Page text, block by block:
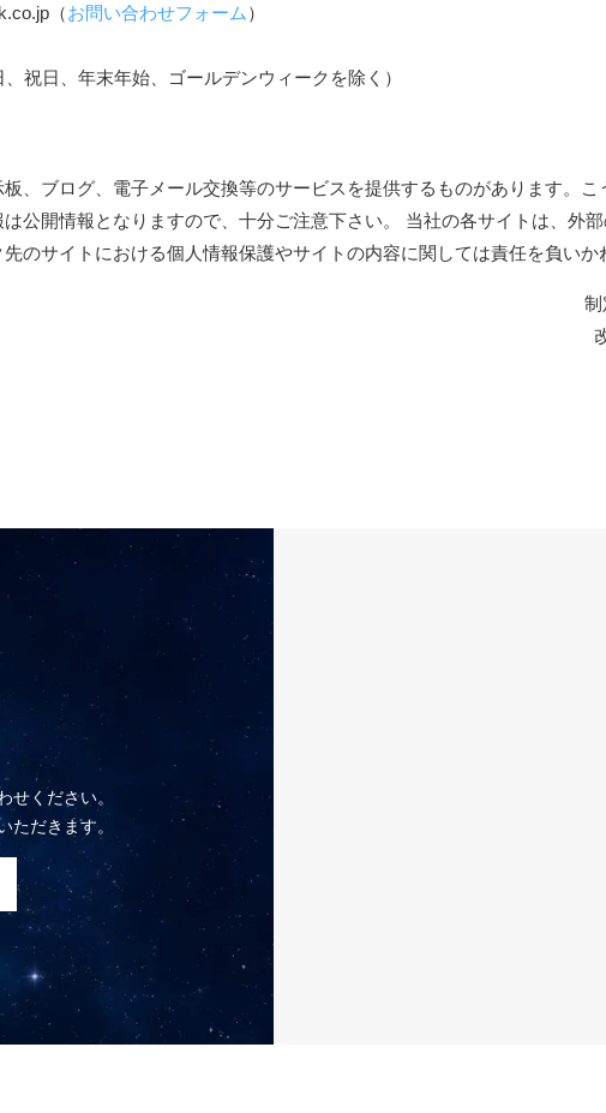
（お問い合わせフォーム ）
祝日、年末年始、ゴールデンウィークを除く）
、ブログ、電子メール交換等のサービスを提供するものがあります。こ
公開情報となりますので、十分ご注意下さい。 当社の各サイトは、外
のサイトにおける個人情報保護やサイトの内容に関しては責任を負いか
制
せください。
ただきます。